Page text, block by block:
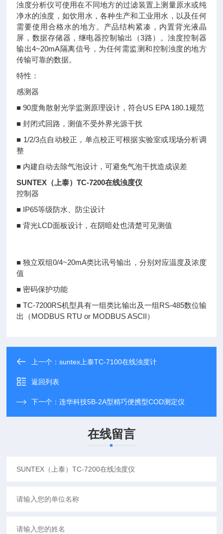
浊度分析仪可使用在不同地方的过滤装置上测量原水或纯
净水的浊度，如饮用水，各种生产和工业用水，以及任何
需要使用合格水的地方。产品结构紧凑，内置背光液晶
屏，数据存储器，继电器控制输出（3路）。浊度控制器
输出4~20mA隔离信号，为任何需监测和控制浊度的地方
传输可靠的数据。
特性：
感测器
■ 90度角散射光学监测原理设计，符合US EPA 180.1规范
■ 封闭式回路，测值不受外界光源干扰
■ 1/2/3点自动校正，单点校正可根据实验室或现场分析调
整
■ 内建自动去除气泡设计，可避免气泡干扰造成误差
SUNTEX（上泰）TC-7200在线浊度仪
控制器
■ IP65等级防水、防尘设计
■ 背光LCD面板设计，在阴暗处也清楚可见测值
■ 独立双组0/4~20mA类比讯号输出，分别对应温度及浓度
值
■ 密码保护功能
■ TC-7200RS机型具有一组类比输出及一组RS-485数位输
出（MODBUS RTU or MODBUS ASCII）
上一个：suntex上泰TC-7100在线浊度计
返回列表
下一个：连华科技5B-2A型精巧便携型COD测定仪
在线留言